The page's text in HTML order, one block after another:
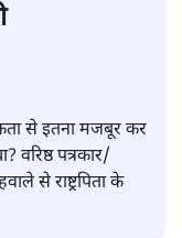
से इतना मजबूर कर
वरिष्ठ पत्रकार/
से राष्ट्रपिता के